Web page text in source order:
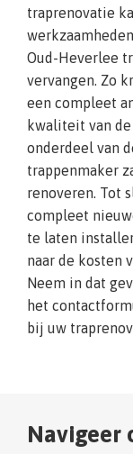
traprenovatie
Oud-Heverlee
vervangen. Zo
een compleet
kwaliteit van
onderdeel van
trappenmaker
renoveren. Tot
compleet
te laten
naar de kosten
Neem in dat
het
bij uw
Navigeer